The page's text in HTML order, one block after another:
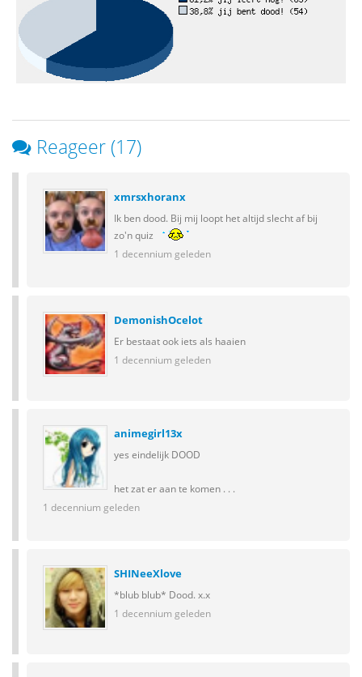
Reageer (17)
xmrsxhoranx
Ik ben dood. Bij mij loopt het altijd slecht af bij
zo'n quiz
1 decennium geleden
DemonishOcelot
Er bestaat ook iets als haaien
1 decennium geleden
animegirl13x
yes eindelijk DOOD
het zat er aan te komen . . .
1 decennium geleden
SHINeeXlove
*blub blub* Dood. x.x
1 decennium geleden